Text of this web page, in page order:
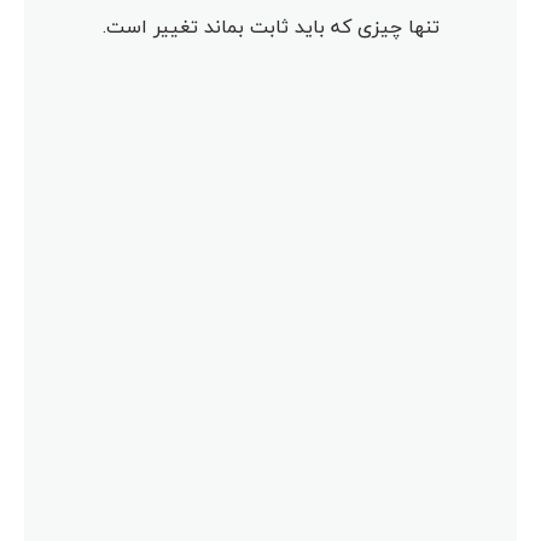
تنها چیزی که باید ثابت بماند تغییر است.